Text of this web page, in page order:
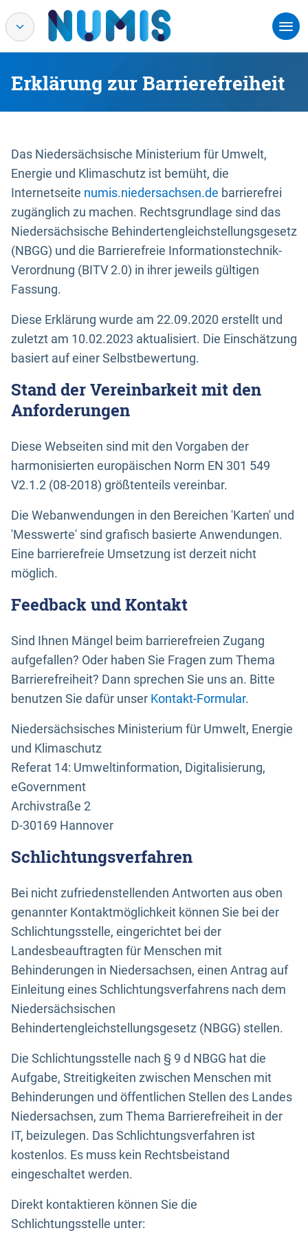
Erklärung zur Barrierefreiheit
Das Niedersächsische Ministerium für Umwelt,
Energie und Klimaschutz ist bemüht, die
Internetseite numis.niedersachsen.de barrierefrei
zugänglich zu machen. Rechtsgrundlage sind das
Niedersächsische Behindertengleichstellungsgesetz
(NBGG) und die Barrierefreie Informationstechnik-
Verordnung (BITV 2.0) in ihrer jeweils gültigen
Fassung.
Diese Erklärung wurde am 22.09.2020 erstellt und
zuletzt am 10.02.2023 aktualisiert. Die Einschätzung
basiert auf einer Selbstbewertung.
Stand der Vereinbarkeit mit den
Anforderungen
Diese Webseiten sind mit den Vorgaben der
harmonisierten europäischen Norm EN 301 549
V2.1.2 (08-2018) größtenteils vereinbar.
Die Webanwendungen in den Bereichen 'Karten' und
'Messwerte' sind grafisch basierte Anwendungen.
Eine barrierefreie Umsetzung ist derzeit nicht
möglich.
Feedback und Kontakt
Sind Ihnen Mängel beim barrierefreien Zugang
aufgefallen? Oder haben Sie Fragen zum Thema
Barrierefreiheit? Dann sprechen Sie uns an. Bitte
benutzen Sie dafür unser Kontakt-Formular.
Niedersächsisches Ministerium für Umwelt, Energie
und Klimaschutz
Referat 14: Umweltinformation, Digitalisierung,
eGovernment
Archivstraße 2
D-30169 Hannover
Schlichtungsverfahren
Bei nicht zufriedenstellenden Antworten aus oben
genannter Kontaktmöglichkeit können Sie bei der
Schlichtungsstelle, eingerichtet bei der
Landesbeauftragten für Menschen mit
Behinderungen in Niedersachsen, einen Antrag auf
Einleitung eines Schlichtungsverfahrens nach dem
Niedersächsischen
Behindertengleichstellungsgesetz (NBGG) stellen.
Die Schlichtungsstelle nach § 9 d NBGG hat die
Aufgabe, Streitigkeiten zwischen Menschen mit
Behinderungen und öffentlichen Stellen des Landes
Niedersachsen, zum Thema Barrierefreiheit in der
IT, beizulegen. Das Schlichtungsverfahren ist
kostenlos. Es muss kein Rechtsbeistand
eingeschaltet werden.
Direkt kontaktieren können Sie die
Schlichtungsstelle unter: